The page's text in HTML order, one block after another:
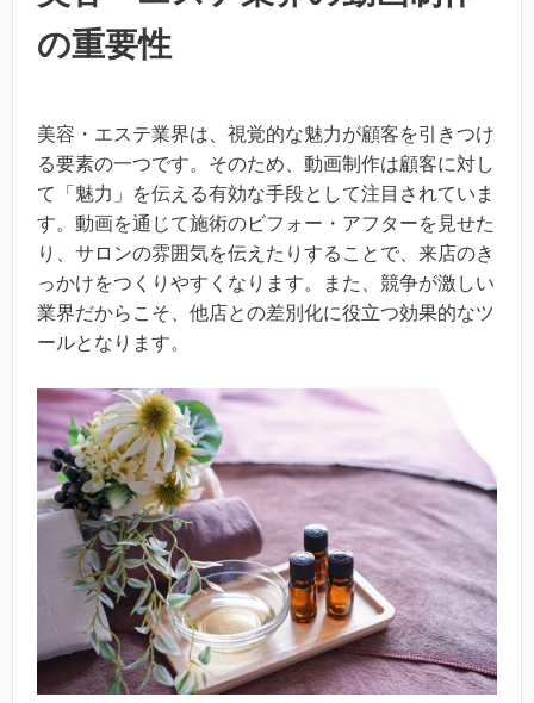
の重要性
美容・エステ業界は、視覚的な魅力が顧客を引きつけ
る要素の一つです。そのため、動画制作は顧客に対し
て「魅力」を伝える有効な手段として注目されていま
す。動画を通じて施術のビフォー・アフターを見せた
り、サロンの雰囲気を伝えたりすることで、来店のき
っかけをつくりやすくなります。また、競争が激しい
業界だからこそ、他店との差別化に役立つ効果的なツ
ールとなります。